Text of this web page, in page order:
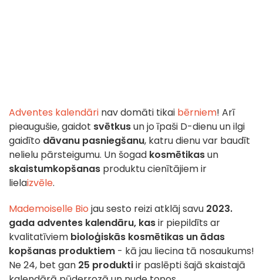
Adventes kalendāri nav domāti tikai bērniem! Arī
pieaugušie, gaidot svētkusun jo īpaši D-dienu un ilgi
gaidīto dāvanu pasniegšanu, katru dienu var baudīt
nelielu pārsteigumu. Un šogad kosmētikasun
skaistumkopšanas produktu cienītājiem ir
lielaizvēle.
Mademoiselle Bio jau sesto reizi atklāj savu 2023.
gada adventes kalendāru, kasir piepildīts ar
kvalitatīviem bioloģiskās kosmētikas un ādas
kopšanas produktiem - kā jau liecina tā nosaukums!
Ne 24, bet gan 25 produktiir paslēpti šajā skaistajā